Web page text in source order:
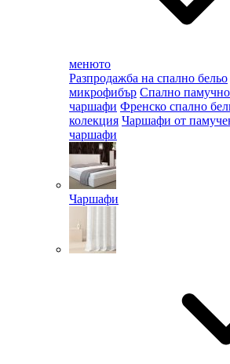
менюто
Разпродажба на спално бельо
микрофибър Спално
чаршафи Френско спално
колекция Чаршафи от
чаршафи
Чаршафи